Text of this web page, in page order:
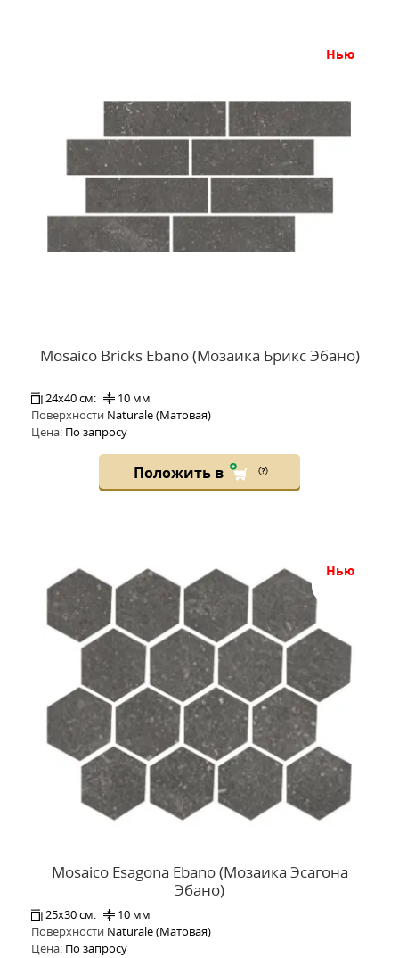
нью
Mosaico Bricks Ebano (Мозаика Брикс Эбано)
24x40 см:
10 мм
Поверхности Naturale (Матовая)
Цена: По запросу
Положить в
нью
Mosaico Esagona Ebano (Мозаика Эсагона
Эбано)
25x30 см:
10 мм
Поверхности Naturale (Матовая)
Цена: По запросу